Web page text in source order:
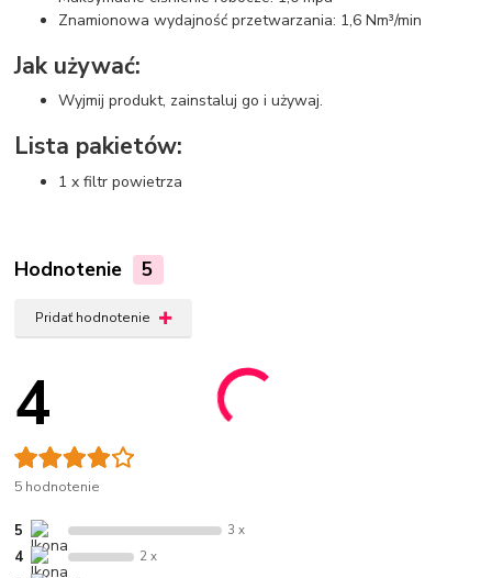
Znamionowa wydajność przetwarzania: 1,6 Nm³/min
Jak używać:
Wyjmij produkt, zainstaluj go i używaj.
Lista pakietów:
1 x filtr powietrza
Hodnotenie 5
Pridať hodnotenie
4
5 hodnotenie
5 3 x
4 2 x